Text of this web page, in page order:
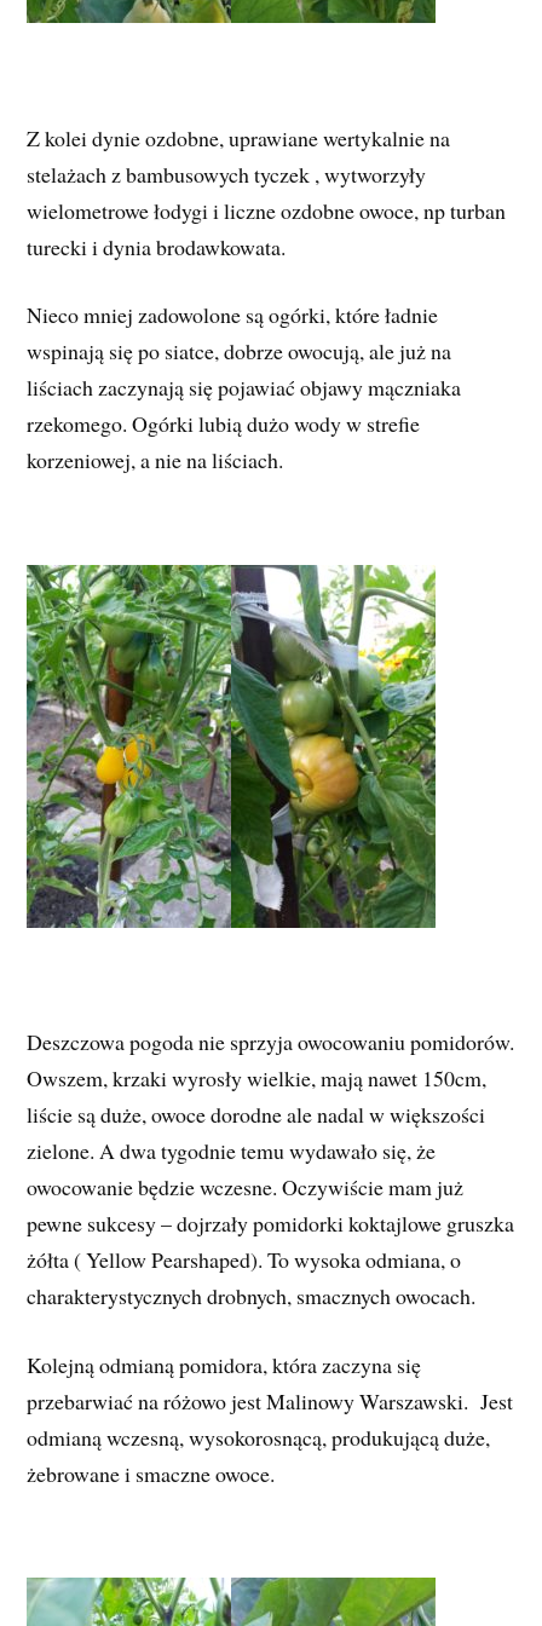
Z kolei dynie ozdobne, uprawiane wertykalnie na
stelażach z bambusowych tyczek , wytworzyły
wielometrowe łodygi i liczne ozdobne owoce, np turban
turecki i dynia brodawkowata.
Nieco mniej zadowolone są ogórki, które ładnie
wspinają się po siatce, dobrze owocują, ale już na
liściach zaczynają się pojawiać objawy mączniaka
rzekomego. Ogórki lubią dużo wody w strefie
korzeniowej, a nie na liściach.
Deszczowa pogoda nie sprzyja owocowaniu pomidorów.
Owszem, krzaki wyrosły wielkie, mają nawet 150cm,
liście są duże, owoce dorodne ale nadal w większości
zielone. A dwa tygodnie temu wydawało się, że
owocowanie będzie wczesne. Oczywiście mam już
pewne sukcesy – dojrzały pomidorki koktajlowe gruszka
żółta ( Yellow Pearshaped). To wysoka odmiana, o
charakterystycznych drobnych, smacznych owocach.
Kolejną odmianą pomidora, która zaczyna się
przebarwiać na różowo jest Malinowy Warszawski. Jest
odmianą wczesną, wysokorosnącą, produkującą duże,
żebrowane i smaczne owoce.